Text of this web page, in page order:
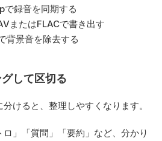
録音を同期する
またはFLACで書き出す
背景音を除去する
して区切る
けると、整理しやすくなります。
」「質問」「要約」など、分かり